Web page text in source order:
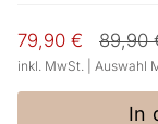
79,90 €
Preis
89,90
inkl. MwSt. | Auswahl
In